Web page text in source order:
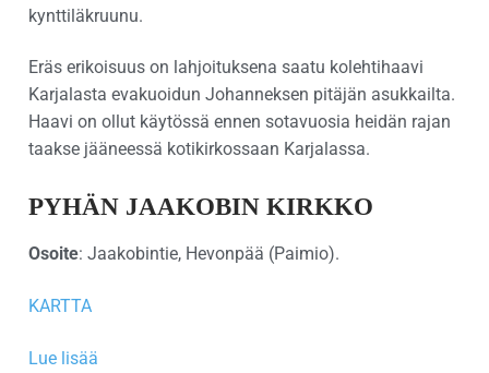
kynttiläkruunu.
Eräs erikoisuus on lahjoituksena saatu kolehtihaavi
Karjalasta evakuoidun Johanneksen pitäjän asukkailta.
Haavi on ollut käytössä ennen sotavuosia heidän rajan
taakse jääneessä kotikirkossaan Karjalassa.
PYHÄN JAAKOBIN KIRKKO
Osoite: Jaakobintie, Hevonpää (Paimio).
KARTTA
Lue lisää